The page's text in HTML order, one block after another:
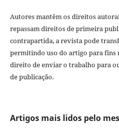
Autores mantêm os direitos
repassam direitos de primeira
contrapartida, a revista pode
permitindo uso do artigo para fins
direito de enviar o trabalho para
de publicação.
Artigos mais lidos pelo